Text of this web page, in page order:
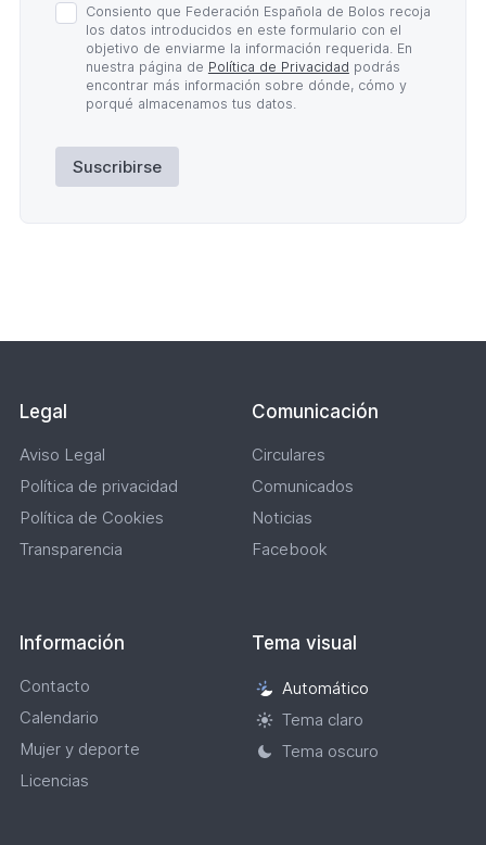
Política
de
Privacidad
Consiento que Federación Española de Bolos recoja
los datos introducidos en este formulario con el
objetivo de enviarme la información requerida. En
nuestra página de Política de Privacidad podrás
encontrar más información sobre dónde, cómo y
porqué almacenamos tus datos.
Suscribirse
Legal
Aviso Legal
Política de privacidad
Política de Cookies
Transparencia
Comunicación
Circulares
Comunicados
Noticias
Facebook
Información
Contacto
Calendario
Mujer y deporte
Licencias
Tema visual
Selección
de
tema
Automático
Tema claro
Tema oscuro